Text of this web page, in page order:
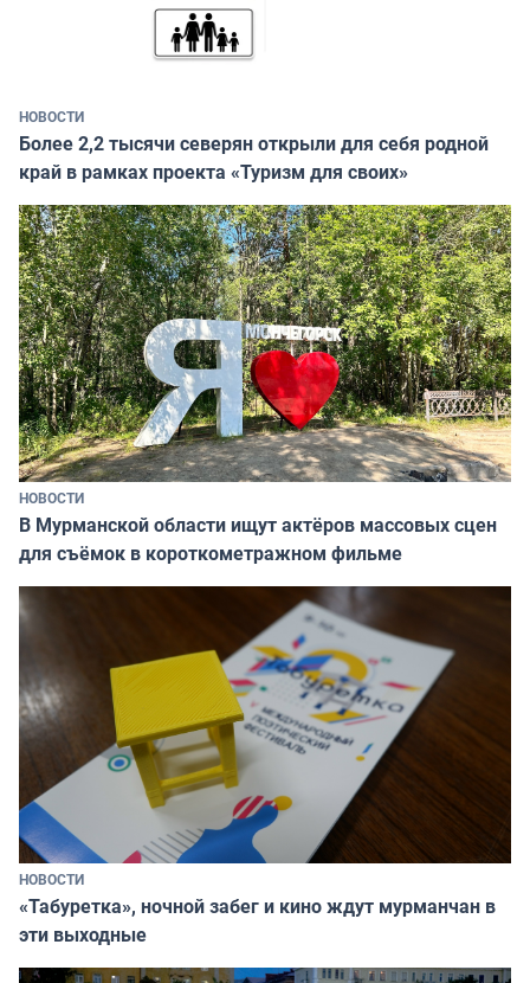
НОВОСТИ
Более 2,2 тысячи северян открыли для себя родной
край в рамках проекта «Туризм для своих»
НОВОСТИ
В Мурманской области ищут актёров массовых сцен
для съёмок в короткометражном фильме
НОВОСТИ
«Табуретка», ночной забег и кино ждут мурманчан в
эти выходные